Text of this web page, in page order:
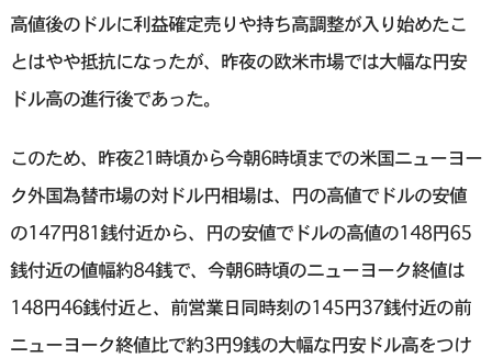
高値後のドルに利益確定売りや持ち高調整が入り始めたこ
とはやや抵抗になったが、昨夜の欧米市場では大幅な円安
ドル高の進行後であった。
このため、昨夜21時頃から今朝6時頃までの米国ニューヨー
ク外国為替市場の対ドル円相場は、円の高値でドルの安値
の147円81銭付近から、円の安値でドルの高値の148円65
銭付近の値幅約84銭で、今朝6時頃のニューヨーク終値は
148円46銭付近と、前営業日同時刻の145円37銭付近の前
ニューヨーク終値比で約3円9銭の大幅な円安ドル高をつけ